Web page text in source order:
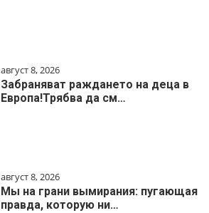
август 8, 2026
Забраняват раждането на деца в
Европа!Трябва да см…
август 8, 2026
Мы на грани вымирания: пугающая
правда, которую ни…